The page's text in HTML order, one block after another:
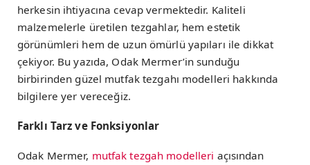
herkesin ihtiyacına cevap vermektedir. Kaliteli
malzemelerle üretilen tezgahlar, hem estetik
görünümleri hem de uzun ömürlü yapıları ile dikkat
çekiyor. Bu yazıda, Odak Mermer’in sunduğu
birbirinden güzel mutfak tezgahı modelleri hakkında
bilgilere yer vereceğiz.
Farklı Tarz ve Fonksiyonlar
Odak Mermer, mutfak tezgah modelleri açısından